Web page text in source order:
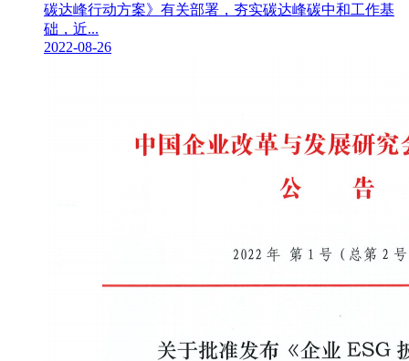
碳达峰行动方案》有关部署，夯实碳达峰碳中和工作基
础，近...
2022-08-26